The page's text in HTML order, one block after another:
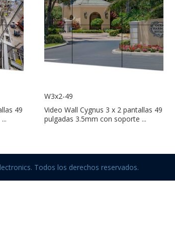
49
W3x2-49
Video Wall Cygnus 3 x 2 pantallas 49
pulgadas 3.5mm con soporte ...
Todos los derechos reservados.